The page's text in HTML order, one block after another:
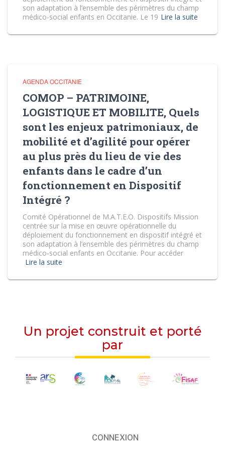
son adaptation à l’ensemble des périmètres du champ
médico-social enfants en Occitanie. Le 19 Lire la suite
AGENDA OCCITANIE
COMOP – PATRIMOINE,
LOGISTIQUE ET MOBILITE, Quels
sont les enjeux patrimoniaux, de
mobilité et d’agilité pour opérer
au plus près du lieu de vie des
enfants dans le cadre d’un
fonctionnement en Dispositif
Intégré ?
Comité Opérationnel de M.A.T.E.O. Dispositifs Mission
centrée sur la mise en œuvre opérationnelle du
déploiement du fonctionnement en dispositif intégré et
son adaptation à l’ensemble des périmètres du champ
médico-social enfants en Occitanie. Pour accéder
Lire la suite
Un projet construit et porté
par
CONNEXION